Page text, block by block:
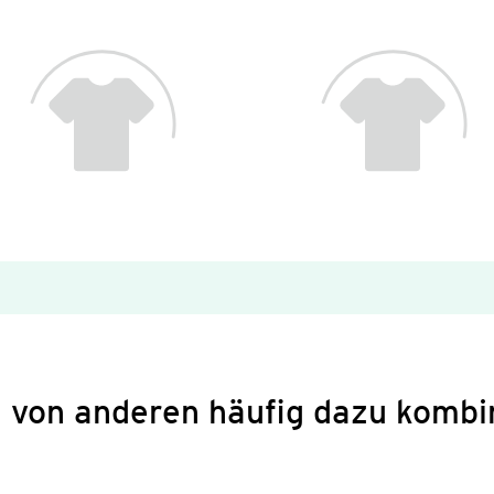
von anderen häufig dazu